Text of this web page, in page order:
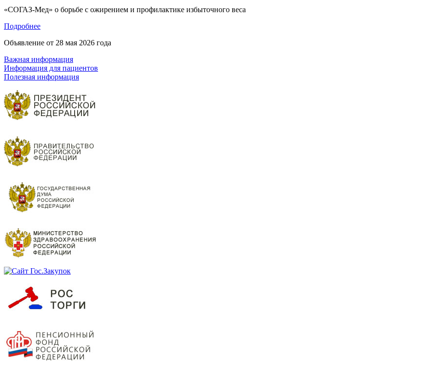
«СОГАЗ-Мед» о борьбе с ожирением и профилактике избыточного веса
Подробнее
Объявление от 28 мая 2026 года
Важная информация
Информация для пациентов
Полезная информация